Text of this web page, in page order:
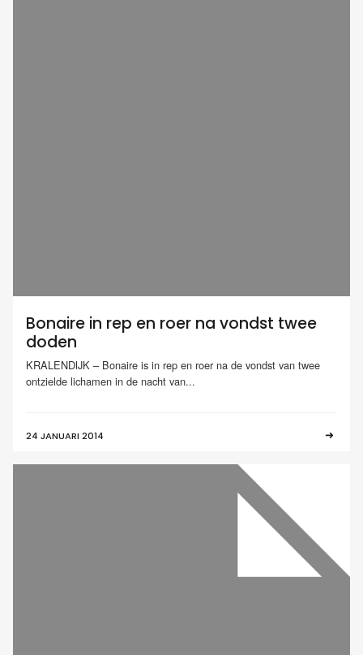
Bonaire in rep en roer na vondst twee
doden
KRALENDIJK – Bonaire is in rep en roer na de vondst van twee
ontzielde lichamen in de nacht van...
24 JANUARI 2014